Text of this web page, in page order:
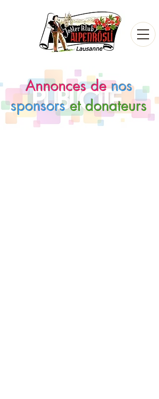
Annonces denos
sponsors et donateurs